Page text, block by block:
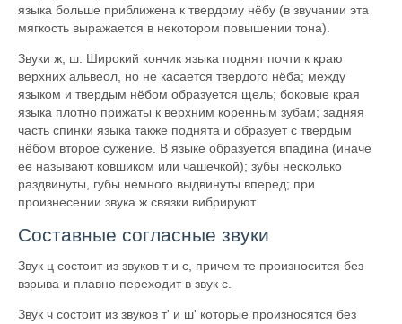
языка больше приближена к твердому нёбу (в звучании эта
мягкость выражается в некотором повышении тона).
Звуки ж, ш. Широкий кончик языка поднят почти к краю
верхних альвеол, но не касается твердого нёба; между
языком и твердым нёбом образуется щель; боковые края
языка плотно прижаты к верхним коренным зубам; задняя
часть спинки языка также поднята и образует с твердым
нёбом второе сужение. В языке образуется впадина (иначе
ее называют ковшиком или чашечкой); зубы несколько
раздвинуты, губы немного выдвинуты вперед; при
произнесении звука ж связки вибрируют.
Составные согласные звуки
Звук ц состоит из звуков т и с, причем те произносится без
взрыва и плавно переходит в звук с.
Звук ч состоит из звуков т' и ш' которые произносятся без